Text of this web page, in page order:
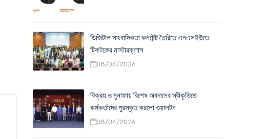
ডিজিটাল সাংবাদিকতা কনটেন্ট তৈরিতে এনএসইউতে
টিকটকের মাস্টারক্লাস
08/04/2026
বিক্রয় ও মুনাফায় বিশেষ অবদানের স্বীকৃতিতে
কর্মকর্তাদের পুরস্কৃত করলো ওয়ালটন
08/04/2026